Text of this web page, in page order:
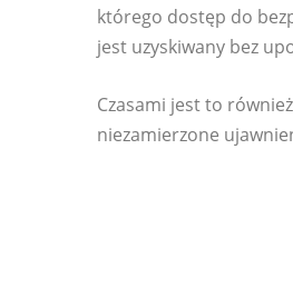
którego dostęp do
jest uzyskiwany bez
Czasami jest to
niezamierzone